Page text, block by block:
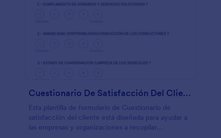
Cuestionario De Satisfacción Del Cliente
Esta plantilla de formulario de Cuestionario de
satisfacción del cliente está diseñada para ayudar a
las empresas y organizaciones a recopilar